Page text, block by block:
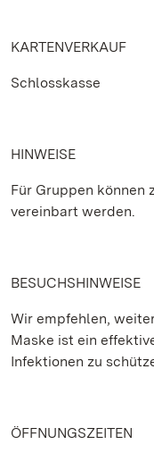
KARTENVERKAUF
Schlosskasse
HINWEISE
Für Gruppen können
vereinbart werden.
BESUCHSHINWEISE
Wir empfehlen,
Maske ist ein
Infektionen zu
ÖFFNUNGSZEITEN